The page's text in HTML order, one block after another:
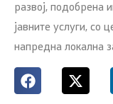
развој, подобрена
јавните услуги, со
напредна локална